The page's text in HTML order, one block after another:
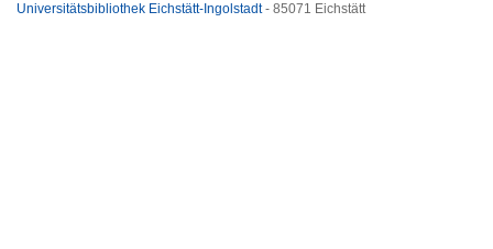
Universitätsbibliothek Eichstätt-Ingolstadt- 85071 Eichstätt